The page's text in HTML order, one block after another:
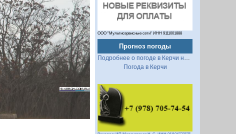
Следующий
ООО "Мультисервисные сети" ИНН 9111001888
Прогноз погоды
Подробнее о погоде в Керчи на 2 недели
Погода в Керчи